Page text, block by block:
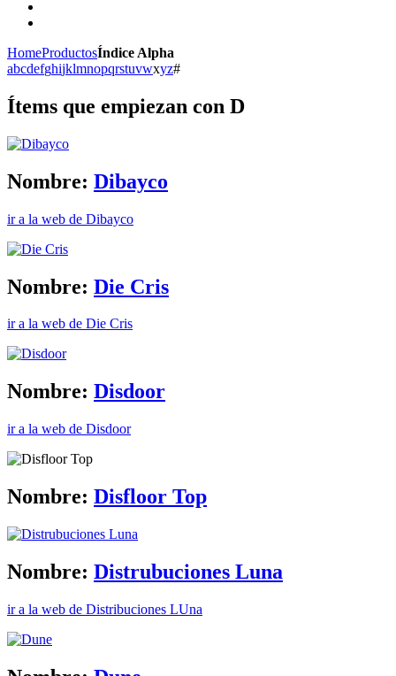
HomeProductosÍndice Alpha
abcdefghijklmnopqrstuvwxyz#
Ítems que empiezan con D
Nombre: Dibayco
ir a la web de Dibayco
Nombre: Die Cris
ir a la web de Die Cris
Nombre: Disdoor
ir a la web de Disdoor
Nombre: Disfloor Top
Nombre: Distrubuciones Luna
ir a la web de Distribuciones LUna